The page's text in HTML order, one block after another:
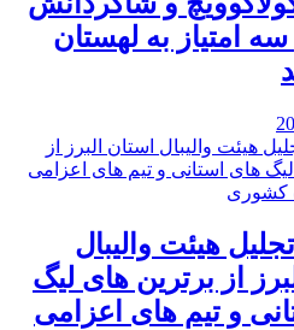
سه امتیاز به لهستان
هیئت والیبال
از برترین های لیگ
و تیم های اعزامی